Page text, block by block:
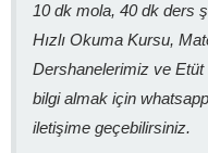
10 dk mola, 40 dk ders
Hızlı Okuma Kursu,
Dershanelerimiz ve Etüt
bilgi almak için
iletişime geçebilirsiniz.